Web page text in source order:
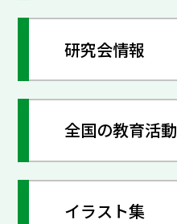
研究会情報
全国の教育活動
イラスト集